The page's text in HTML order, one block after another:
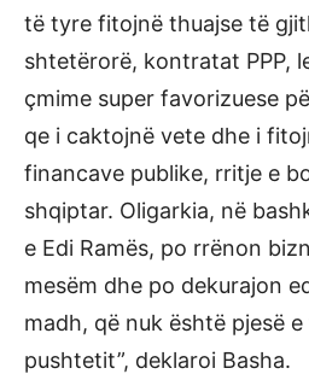
të tyre fitojnë thuajse të
shtetërorë, kontratat PPP,
çmime super favorizuese
qe i caktojnë vete dhe i
financave publike, rritje e
shqiptar. Oligarkia, në
e Edi Ramës, po rrënon
mesëm dhe po dekurajon
madh, që nuk është pjesë
pushtetit”, deklaroi Basha.